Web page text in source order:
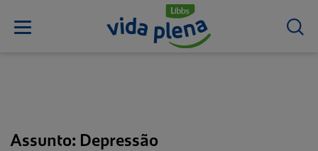
Assunto: Depressão